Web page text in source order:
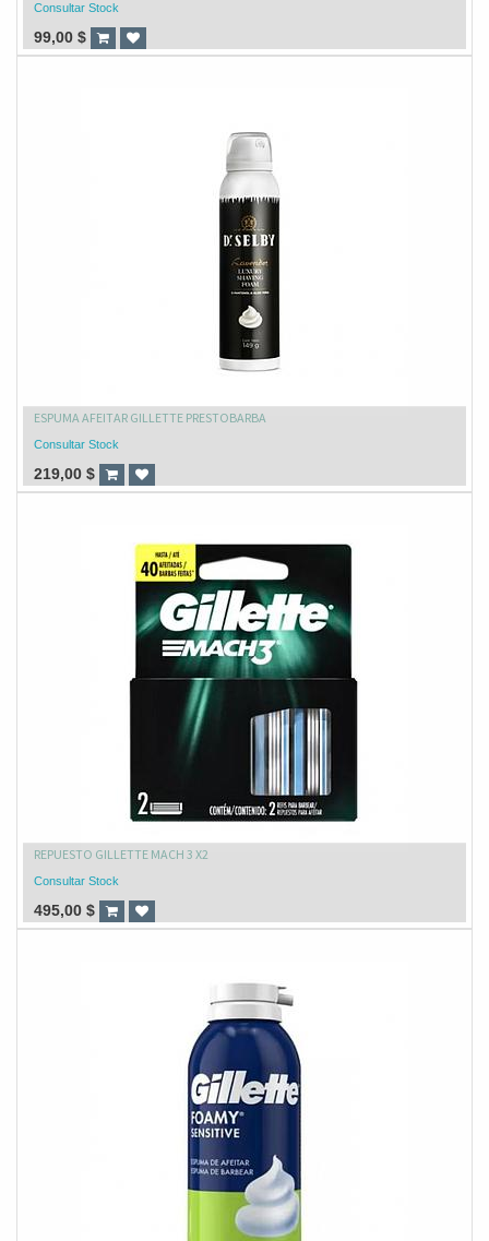
Consultar Stock
99,00 $
ESPUMA AFEITAR GILLETTE PRESTOBARBA
Consultar Stock
219,00 $
REPUESTO GILLETTE MACH 3 X2
Consultar Stock
495,00 $